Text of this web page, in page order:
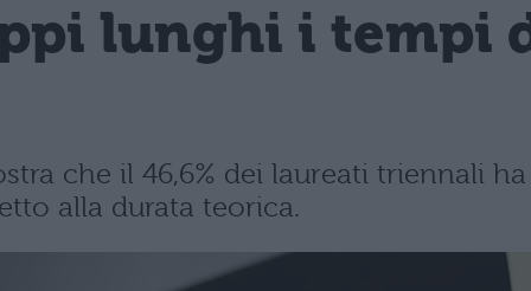
lunghi i tempi
che il 46,6% dei laureati triennali
alla durata teorica.